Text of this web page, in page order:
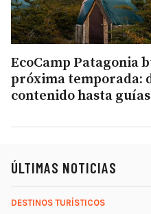
EcoCamp Patagonia
próxima temporada:
contenido hasta
ÚLTIMAS NOTICIAS
DESTINOS TURÍSTICOS